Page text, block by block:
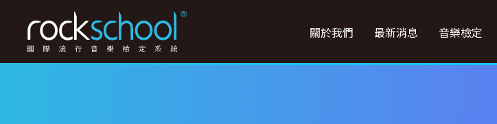
關於我們 最新消息 音樂檢定